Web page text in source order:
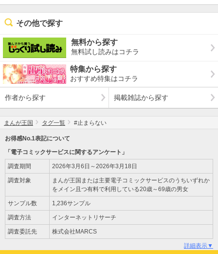
その他で探す
無料から探す
無料試し読みはコチラ
特集から探す
おすすめ特集はコチラ
作者から探す 掲載雑誌から探す
まんが王国 タグ一覧 #止まらない
お得感No.1表記について
「電子コミックサービスに関するアンケート」
調査期間 2026年3月6日～2026年3月18日
調査対象
まんが王国または主要電子コミックサービスのうちいずれか
をメイン且つ有料で利用している20歳～69歳の男女
サンプル数 1,236サンプル
調査方法 インターネットリサーチ
調査委託先 株式会社MARCS
詳細表示▼